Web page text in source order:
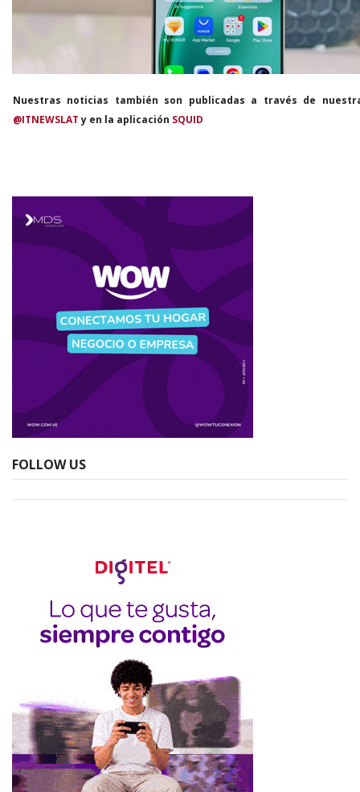
Nuestras noticias también son publicadas a través de
@ITNEWSLATy en la aplicación SQUID
FOLLOW US